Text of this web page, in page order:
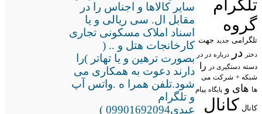
تلگرام
گروه
تلگرامی جدید جهت
دختر در درباره در در
دسته دستگیری در را
شبکه + شرکت می
ها های و پایگاه پیام
کانال کانال
سایر کالاها و اجناس را در
مقابل ال. سی ریالی و یا
اسناد املاک مسکونی تجاری
کارخانجات هتل و .. (
بصورت ترهین و یا تهاتر )را
دارند دعوت به همکاری می
شود.تلفن همرا ه .واتس آپ
و تلگرام
عبدی09901692094 )